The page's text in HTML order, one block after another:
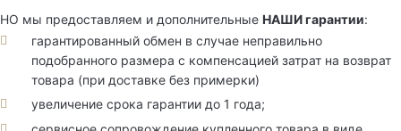
НО мы предоставляем и дополнительные НАШИ гарантии:
гарантированный обмен в случае неправильно
подобранного размера с компенсацией затрат на возврат
товара (при доставке без примерки)
увеличение срока гарантии до 1 года;